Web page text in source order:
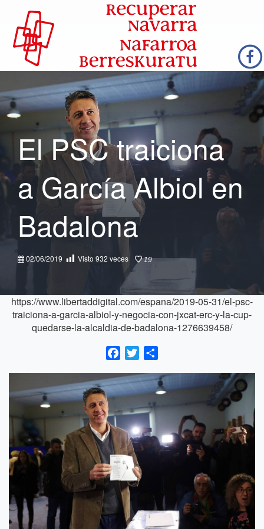
El PSC traiciona
a García Albiol en
Badalona
02/06/2019 Visto 932 veces 19
https://www.libertaddigital.com/espana/2019-05-31/el-psc-
traiciona-a-garcia-albiol-y-negocia-con-jxcat-erc-y-la-cup-
quedarse-la-alcaldia-de-badalona-1276639458/
Facebook
Twitter